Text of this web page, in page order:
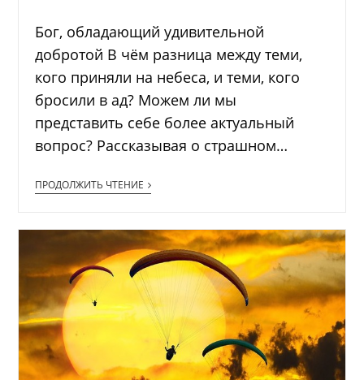
Бог, обладающий удивительной
добротой В чём разница между теми,
кого приняли на небеса, и теми, кого
бросили в ад? Можем ли мы
представить себе более актуальный
вопрос? Рассказывая о страшном…
ПРОДОЛЖИТЬ ЧТЕНИЕ